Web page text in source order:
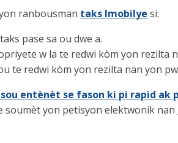
ranbousman taks Imobilye si:
pase sa ou dwe a.
w la te redwi kòm yon rezilta
te redwi kòm yon rezilta nan yon
entènèt se fason ki pi rapid ak
soumèt yon petisyon elektwonik nan